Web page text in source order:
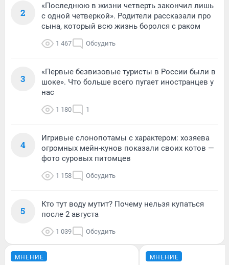
2
«Последнюю в жизни четверть закончил лишь
с одной четверкой». Родители рассказали про
сына, который всю жизнь боролся с раком
1 467 Обсудить
3
«Первые безвизовые туристы в России были в
шоке». Что больше всего пугает иностранцев у
нас
1 180 1
4
Игривые слонопотамы с характером: хозяева
огромных мейн-кунов показали своих котов —
фото суровых питомцев
1 158 Обсудить
5
Кто тут воду мутит? Почему нельзя купаться
после 2 августа
1 039 Обсудить
МНЕНИЕ МНЕНИЕ